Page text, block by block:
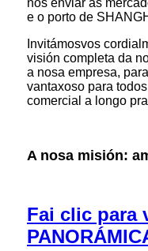
e o porto de
Invitámosvos
visión completa da
a nosa empresa,
vantaxoso para
comercial a longo
A nosa misión:
Fai clic para